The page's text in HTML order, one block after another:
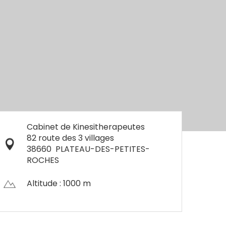
Cabinet de Kinesitherapeutes
82 route des 3 villages
38660 PLATEAU-DES-PETITES-
ROCHES
Altitude : 1000 m